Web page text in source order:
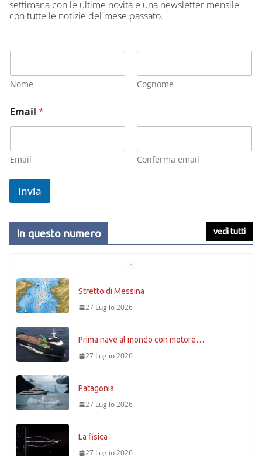
settimana con le ultime novità e una newsletter mensile
con tutte le notizie del mese passato.
Nome Cognome
Email *
Email Conferma email
Invia
In questo numero vedi tutti
Stretto di Messina
27 Luglio 2026
Prima nave al mondo con motore…
27 Luglio 2026
Patagonia
27 Luglio 2026
La fisica
27 Luglio 2026